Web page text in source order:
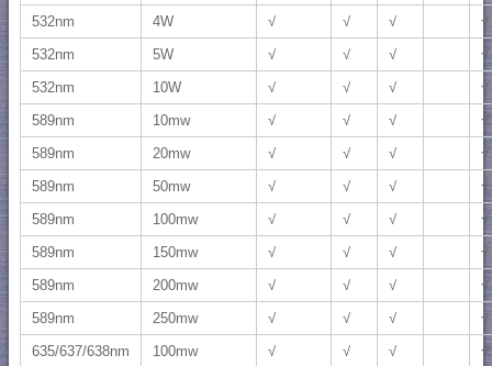
532nm
4W √ √ √
√
532nm
5W √ √ √
√
532nm
10W √ √ √
√
589nm
10mw √ √ √
√
589nm
20mw √ √ √
√
589nm
50mw √ √ √
√
589nm
100mw √ √ √
√
589nm
150mw √ √ √
√
589nm
200mw √ √ √
√
589nm
250mw √ √ √
√
635/637/638nm
100mw √ √ √
√